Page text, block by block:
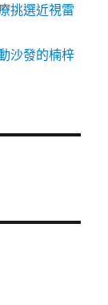
挑選近視雷
沙發的楠梓